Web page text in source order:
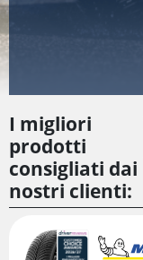
I migliori
prodotti
consigliati dai
nostri clienti: